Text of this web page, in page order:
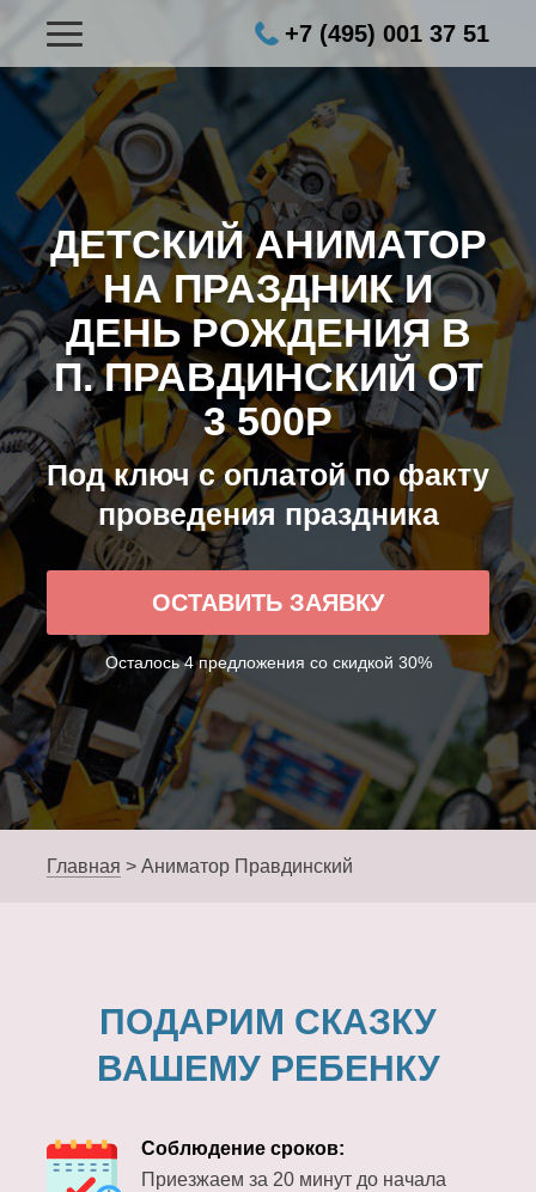
+7 (495) 001 37 51
ДЕТСКИЙ АНИМАТОР
НА ПРАЗДНИК И
ДЕНЬ РОЖДЕНИЯ В
П. ПРАВДИНСКИЙ ОТ
3 500Р
Под ключ с оплатой по факту
проведения праздника
ОСТАВИТЬ ЗАЯВКУ
Осталось 4 предложения со скидкой 30%
Главная > Аниматор Правдинский
ПОДАРИМ СКАЗКУ
ВАШЕМУ РЕБЕНКУ
Соблюдение сроков:
Приезжаем за 20 минут до начала